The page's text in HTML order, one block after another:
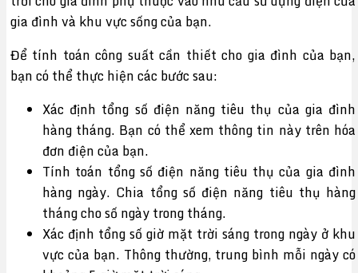
gia đình và khu vực sống của bạn.
Để tính toán công suất cần thiết cho gia đình của bạn,
bạn có thể thực hiện các bước sau:
Xác định tổng số điện năng tiêu thụ của gia đình
hàng tháng. Bạn có thể xem thông tin này trên hóa
đơn điện của bạn.
Tính toán tổng số điện năng tiêu thụ của gia đình
hàng ngày. Chia tổng số điện năng tiêu thụ hàng
tháng cho số ngày trong tháng.
Xác định tổng số giờ mặt trời sáng trong ngày ở khu
vực của bạn. Thông thường, trung bình mỗi ngày có